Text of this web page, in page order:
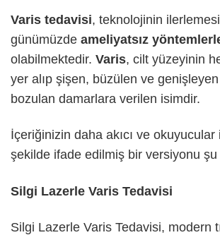
Varis tedavisi, teknolojinin
günümüzde ameliyatsız
olabilmektedir. Varis, cilt yüzeyinin
yer alıp şişen, büzülen ve genişleyen
bozulan damarlara verilen isimdir.
İçeriğinizin daha akıcı ve
şekilde ifade edilmiş bir versiyonu
Silgi Lazerle Varis Tedavisi
Silgi Lazerle Varis Tedavisi, modern